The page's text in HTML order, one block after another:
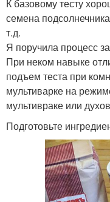
К базовому тесту
семена
т.д.
Я поручила процесс
При неком навыке
подъем теста при
мультиварке на
мультивраке или
Подготовьте